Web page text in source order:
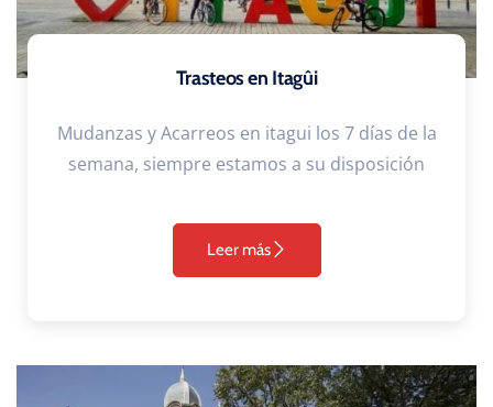
Trasteos en Itagûi
Mudanzas y Acarreos en itagui los 7 días de la
semana, siempre estamos a su disposición
Leer más